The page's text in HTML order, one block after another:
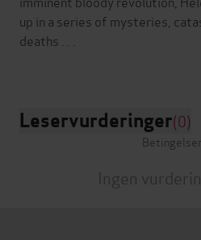
up in a series of mysteries,
deaths . . .
Leservurderinger(0)
Ingen